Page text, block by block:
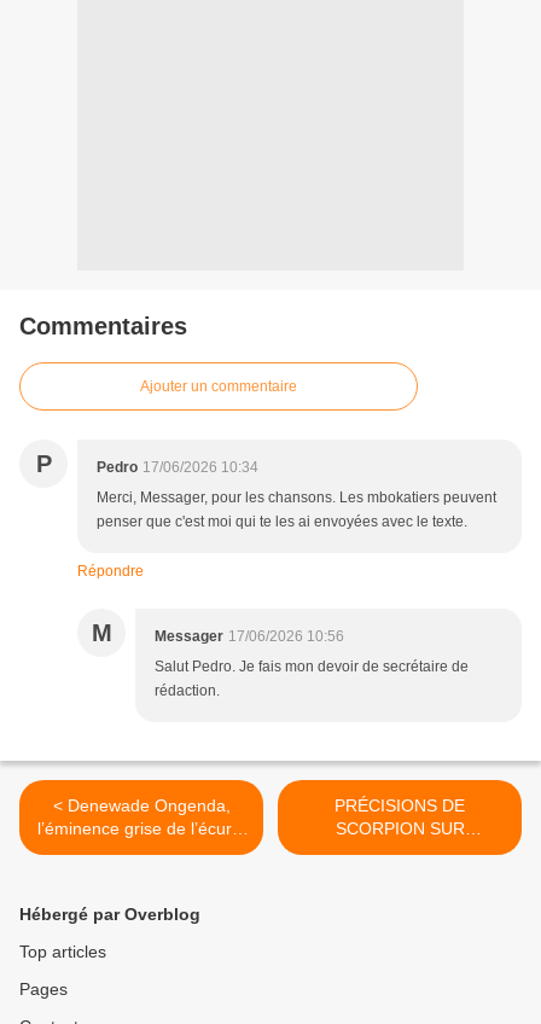
Commentaires
Ajouter un commentaire
P Pedro 17/06/2026 10:34
Merci, Messager, pour les chansons. Les mbokatiers peuvent
penser que c'est moi qui te les ai envoyées avec le texte.
Répondre
M Messager 17/06/2026 10:56
Salut Pedro. Je fais mon devoir de secrétaire de
rédaction.
< Denewade Ongenda,
l’éminence grise de l’écurie
Vévé
PRÉCISIONS DE
SCORPION SUR
L’ORCHESTRE
Hébergé par Overblog
Top articles
Pages